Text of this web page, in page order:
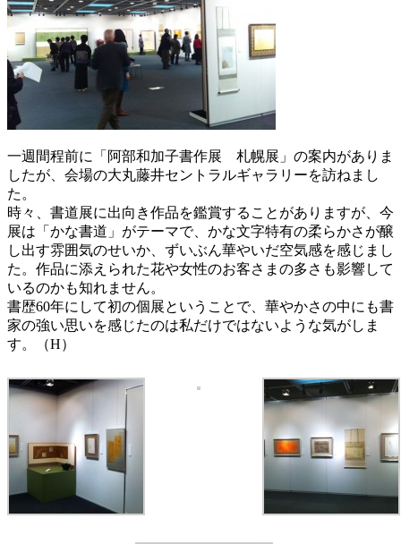
一週間程前に「阿部和加子書作展 札幌展」の案内がありま
したが、会場の大丸藤井セントラルギャラリーを訪ねまし
た。
時々、書道展に出向き作品を鑑賞することがありますが、今
展は「かな書道」がテーマで、かな文字特有の柔らかさが醸
し出す雰囲気のせいか、ずいぶん華やいだ空気感を感じまし
た。作品に添えられた花や女性のお客さまの多さも影響して
いるのかも知れません。
書歴60年にして初の個展ということで、華やかさの中にも書
家の強い思いを感じたのは私だけではないような気がしま
す。（H）